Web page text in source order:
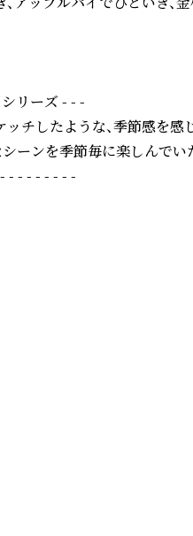
リーズ - - -
チしたような、季節感を
ーンを季節毎に楽しんでい
- - - - - - - -